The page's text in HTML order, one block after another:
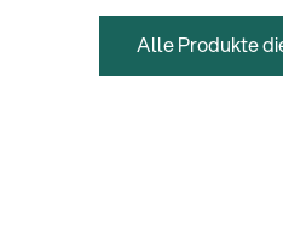
13860-200-25
Gitarrenstuhl
Produkte| 19.06.2026
Alle Produkte